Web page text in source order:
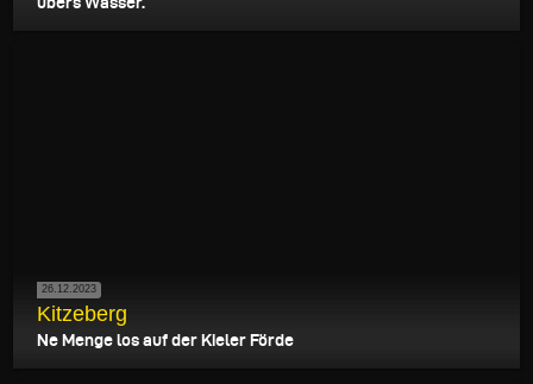
26.12.2023
Kitzeberg
Ne Menge los auf der Kieler Förde